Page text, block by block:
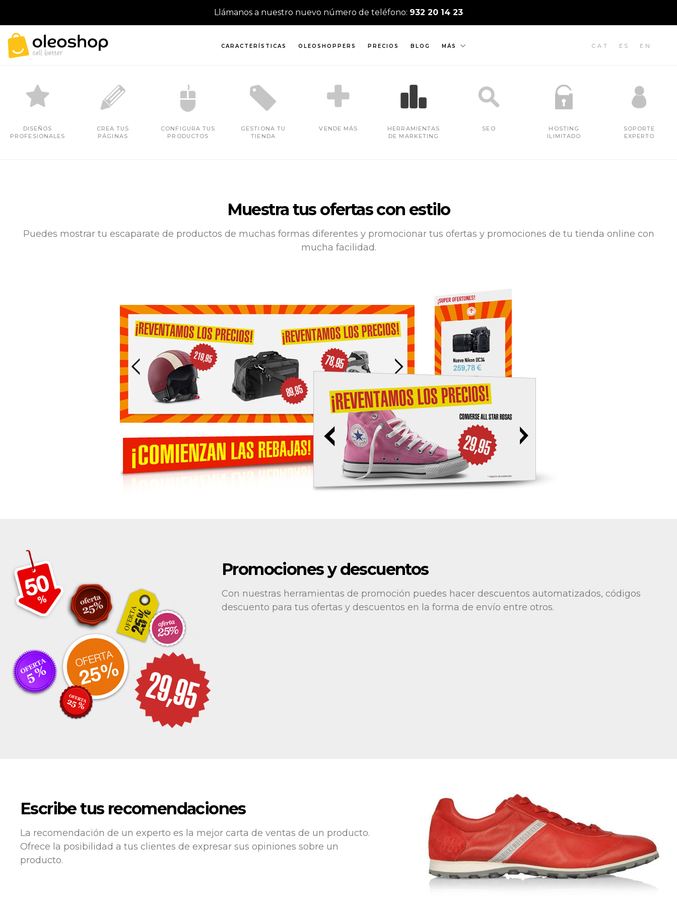
Llámanos a nuestro nuevo número de teléfono: 932 20 14 23
CAT ES EN
CARACTERÍSTICAS OLEOSHOPPERS PRECIOS BLOG MÁS
DISEÑOS
PROFESIONALES
CREA TUS
PÁGINAS
CONFIGURA TUS
PRODUCTOS
GESTIONA TU
TIENDA
VENDE MÁS
HERRAMIENTAS
DE MARKETING
SEO
HOSTING
ILIMITADO
SOPORTE
EXPERTO
Muestra tus ofertas con estilo
Puedes mostrar tu escaparate de productos de muchas formas diferentes y promocionar tus ofertas y promociones de tu tienda online con
mucha facilidad.
Promociones y descuentos
Con nuestras herramientas de promoción puedes hacer descuentos automatizados, códigos
descuento para tus ofertas y descuentos en la forma de envío entre otros.
Escribe tus recomendaciones
La recomendación de un experto es la mejor carta de ventas de un producto.
Ofrece la posibilidad a tus clientes de expresar sus opiniones sobre un
producto.